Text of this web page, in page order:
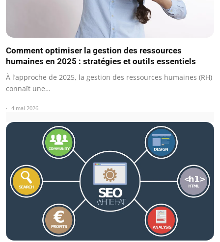
Comment optimiser la gestion des ressources
humaines en 2025 : stratégies et outils essentiels
À l’approche de 2025, la gestion des ressources humaines (RH)
connaît une…
4 mai 2026